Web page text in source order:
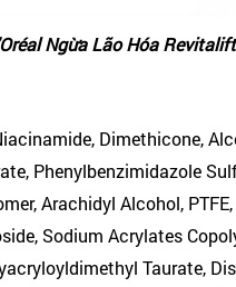
Ngừa Lão Hóa
Dimethicone,
Phenylbenzimidazole
Arachidyl Alcohol,
Sodium Acrylates
Taurate,